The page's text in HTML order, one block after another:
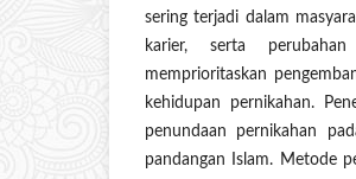
sering terjadi dalam
karier, serta
memprioritaskan
kehidupan pernikahan.
penundaan pernikahan
pandangan Islam. Metode